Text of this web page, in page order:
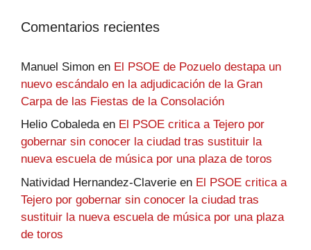
Comentarios recientes
Manuel Simon en El PSOE de Pozuelo destapa un
nuevo escándalo en la adjudicación de la Gran
Carpa de las Fiestas de la Consolación
Helio Cobaledaen El PSOE critica a Tejero por
gobernar sin conocer la ciudad tras sustituir la
nueva escuela de música por una plaza de toros
Natividad Hernandez-Claverie en El PSOE critica a
Tejero por gobernar sin conocer la ciudad tras
sustituir la nueva escuela de música por una plaza
de toros